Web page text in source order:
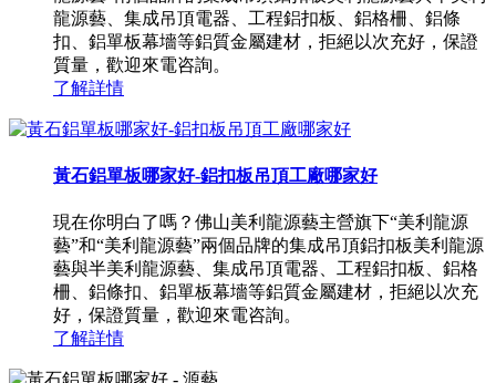
龍源藝、集成吊頂電器、工程鋁扣板、鋁格柵、鋁條
扣、鋁單板幕墻等鋁質金屬建材，拒絕以次充好，保證
質量，歡迎來電咨詢。
了解詳情
黃石鋁單板哪家好-鋁扣板吊頂工廠哪家好
現在你明白了嗎？佛山美利龍源藝主營旗下“美利龍源
藝”和“美利龍源藝”兩個品牌的集成吊頂鋁扣板美利龍源
藝與半美利龍源藝、集成吊頂電器、工程鋁扣板、鋁格
柵、鋁條扣、鋁單板幕墻等鋁質金屬建材，拒絕以次充
好，保證質量，歡迎來電咨詢。
了解詳情